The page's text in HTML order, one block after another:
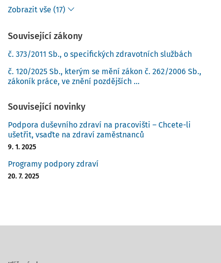
Zobrazit vše (17)
Související zákony
č. 373/2011 Sb., o specifických zdravotních službách
č. 120/2025 Sb., kterým se mění zákon č. 262/2006 Sb.,
zákoník práce, ve znění pozdějších ...
Související novinky
Podpora duševního zdraví na pracovišti – Chcete-li
ušetřit, vsaďte na zdraví zaměstnanců
9. 1. 2025
Programy podpory zdraví
20. 7. 2025